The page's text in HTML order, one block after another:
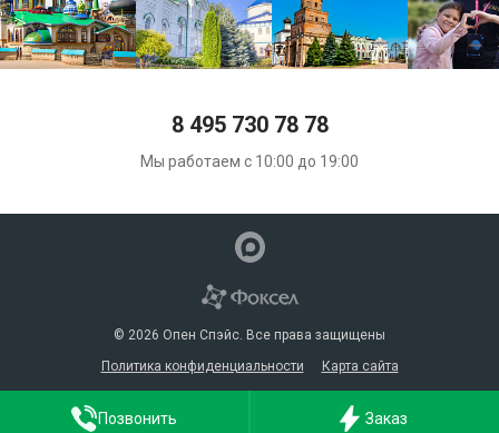
8 495 730 78 78
Мы работаем с 10:00 до 19:00
© 2026 Опен Спэйс. Все права защищены
Политика конфиденциальности
Карта сайта
Позвонить Заказ